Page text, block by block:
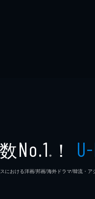
No.1 ※ ！
おける洋画/邦画/海外ドラマ/韓流・ア